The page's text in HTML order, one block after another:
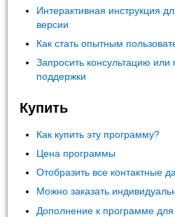
Интерактивная инструкция
версии
Как стать опытным
Запросить консультацию
поддержки
Купить
Как купить эту программу?
Цена программы
Отобразить все контактные
Можно заказать
Дополнение к программе